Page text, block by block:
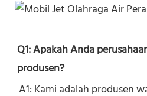
Q1: Apakah Anda
produsen?
A1: Kami adalah produsen